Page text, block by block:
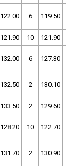
122.00 6 119.50
121.90 10 121.90
132.00 6 127.30
132.50 2 130.10
133.50 2 129.60
128.20 10 122.70
131.70 2 130.90